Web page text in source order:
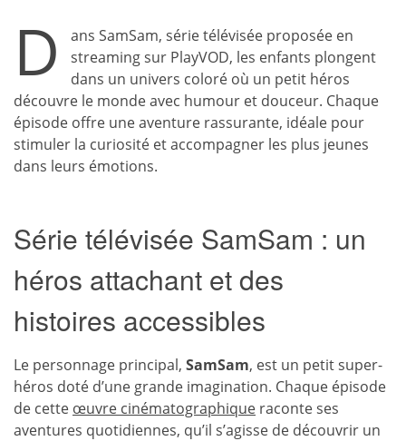
D
ans SamSam, série télévisée proposée en
streaming sur PlayVOD, les enfants plongent
dans un univers coloré où un petit héros
découvre le monde avec humour et douceur. Chaque
épisode offre une aventure rassurante, idéale pour
stimuler la curiosité et accompagner les plus jeunes
dans leurs émotions.
Série télévisée SamSam : un
héros attachant et des
histoires accessibles
Le personnage principal, SamSam, est un petit super-
héros doté d’une grande imagination. Chaque épisode
de cette œuvre cinématographique raconte ses
aventures quotidiennes, qu’il s’agisse de découvrir un